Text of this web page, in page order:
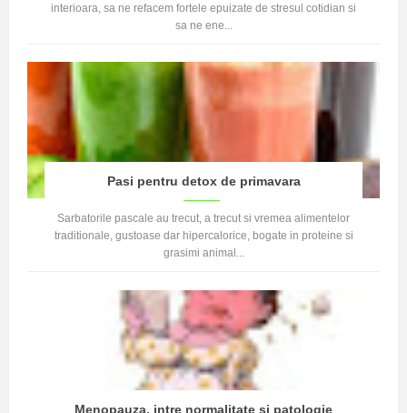
interioara, sa ne refacem fortele epuizate de stresul cotidian si
sa ne ene...
Pasi pentru detox de primavara
Sarbatorile pascale au trecut, a trecut si vremea alimentelor
traditionale, gustoase dar hipercalorice, bogate in proteine si
grasimi animal...
Menopauza, intre normalitate si patologie